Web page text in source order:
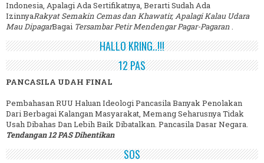
Indonesia, Apalagi Ada Sertifikatnya, Berarti Sudah Ada
IzinnyaRakyat Semakin Cemas dan Khawatir, Apalagi Kalau Udara
Mau DipagarBagai Tersambar Petir Mendengar Pagar-Pagaran.
HALLO KRING..!!!
12 PAS
PANCASILA UDAH FINAL
Pembahasan RUU Haluan Ideologi Pancasila Banyak Penolakan
Dari Berbagai Kalangan Masyarakat, Memang Seharusnya Tidak
Usah Dibahas Dan Lebih Baik Dibatalkan. Pancasila Dasar Negara.
Tendangan 12 PAS Dihentikan
SOS